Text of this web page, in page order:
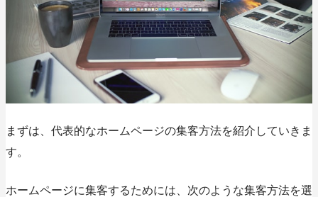
まずは、代表的なホームページの集客方法を紹介していきま
す。
ホームページに集客するためには、次のような集客方法を選